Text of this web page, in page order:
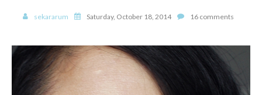
sekararum Saturday, October 18, 2014 16 comments